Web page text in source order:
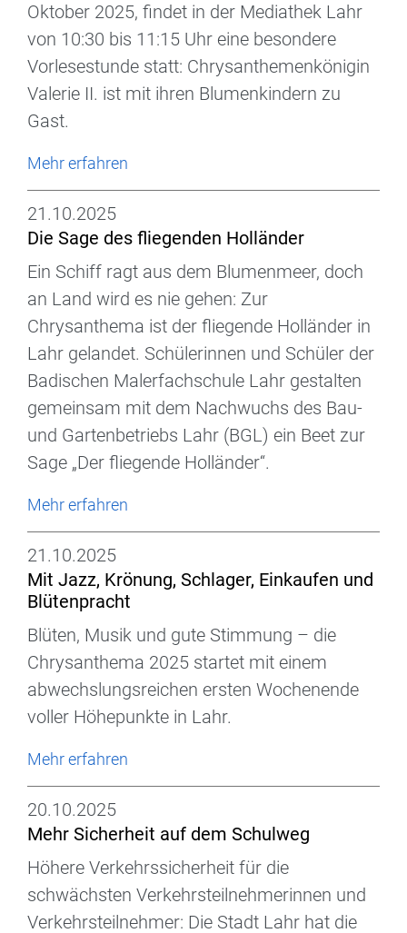
Oktober 2025, findet in der Mediathek Lahr
von 10:30 bis 11:15 Uhr eine besondere
Vorlesestunde statt: Chrysanthemenkönigin
Valerie II. ist mit ihren Blumenkindern zu
Gast.
Mehr erfahren
21.10.2025
Die Sage des fliegenden Holländer
Ein Schiff ragt aus dem Blumenmeer, doch
an Land wird es nie gehen: Zur
Chrysanthema ist der fliegende Holländer in
Lahr gelandet. Schülerinnen und Schüler der
Badischen Malerfachschule Lahr gestalten
gemeinsam mit dem Nachwuchs des Bau-
und Gartenbetriebs Lahr (BGL) ein Beet zur
Sage „Der fliegende Holländer“.
Mehr erfahren
21.10.2025
Mit Jazz, Krönung, Schlager, Einkaufen und
Blütenpracht
Blüten, Musik und gute Stimmung – die
Chrysanthema 2025 startet mit einem
abwechslungsreichen ersten Wochenende
voller Höhepunkte in Lahr.
Mehr erfahren
20.10.2025
Mehr Sicherheit auf dem Schulweg
Höhere Verkehrssicherheit für die
schwächsten Verkehrsteilnehmerinnen und
Verkehrsteilnehmer: Die Stadt Lahr hat die